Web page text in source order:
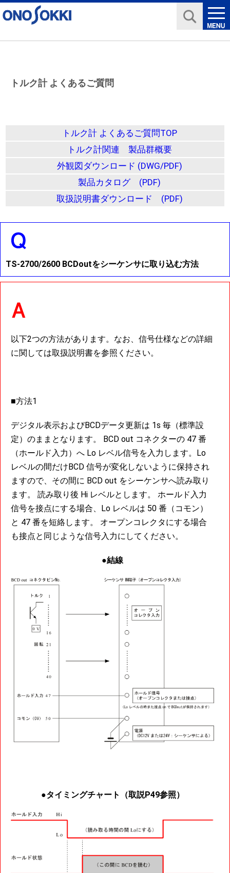
トルク計 よくあるご質問
トルク計 よくあるご質問TOP
トルク計関連 製品群概要
外観図ダウンロード (DWG/PDF)
製品カタログ (PDF)
取扱説明書ダウンロード (PDF)
TS-2700/2600 BCDoutをシーケンサに取り込む方法
以下2つの方法があります。なお、信号仕様などの詳細
に関しては取扱説明書を参照ください。
■方法1
デジタル表示およびBCDデータ更新は 1s 毎（標準設
定）のままとなります。 BCD out コネクターの 47 番
（ホールド入力）へ Lo レベル信号を入力します。Lo
レベルの間だけBCD 信号が変化しないように保持され
ますので、その間に BCD out をシーケンサへ読み取り
ます。 読み取り後 Hi レベルとします。 ホールド入力
信号を接点にする場合、Lo レベルは 50 番（コモン）
と 47 番を短絡します。 オープンコレクタにする場合
も接点と同じような信号入力にしてください。
●結線
●タイミングチャート（取説P49参照）